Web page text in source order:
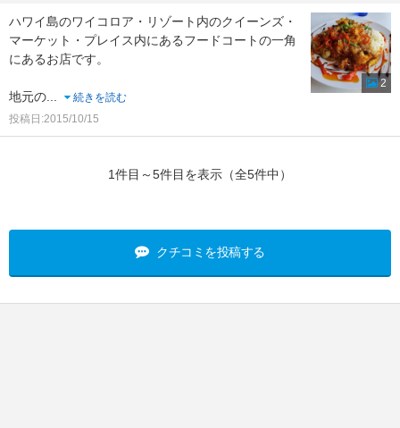
ハワイ島のワイコロア・リゾート内のクイーンズ・
マーケット・プレイス内にあるフードコートの一角
にあるお店です。
地元の...
続きを読む
投稿日:2015/10/15
2
1件目～5件目を表示（全5件中）
クチコミを投稿する